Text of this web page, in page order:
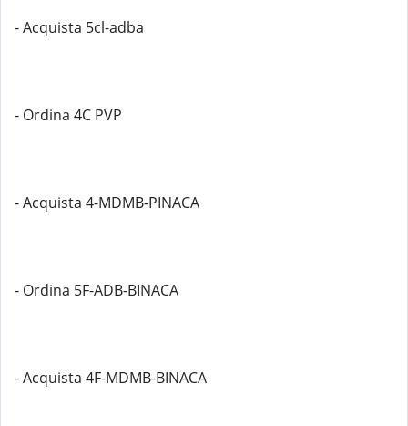
- Acquista 5cl-adba
- Ordina 4C PVP
- Acquista 4-MDMB-PINACA
- Ordina 5F-ADB-BINACA
- Acquista 4F-MDMB-BINACA